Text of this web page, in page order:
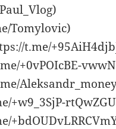
Tomylovic)
t.me/
+0vPOIcBE-
+w9_3SjP-